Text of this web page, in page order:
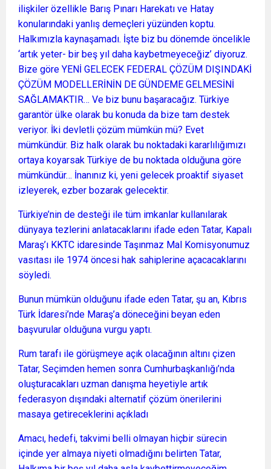
ilişkiler özellikle Barış Pınarı Harekatı ve Hatay
konularındaki yanlış demeçleri yüzünden koptu.
Halkımızla kaynaşamadı. İşte biz bu dönemde öncelikle
‘artık yeter- bir beş yıl daha kaybetmeyeceğiz’ diyoruz.
Bize göre YENİ GELECEK FEDERAL ÇÖZÜM DIŞINDAKİ
ÇÖZÜM MODELLERİNİN DE GÜNDEME GELMESİNİ
SAĞLAMAKTIR… Ve biz bunu başaracağız. Türkiye
garantör ülke olarak bu konuda da bize tam destek
veriyor. İki devletli çözüm mümkün mü? Evet
mümkündür. Biz halk olarak bu noktadaki kararlılığımızı
ortaya koyarsak Türkiye de bu noktada olduğuna göre
mümkündür… İnanınız ki, yeni gelecek proaktif siyaset
izleyerek, ezber bozarak gelecektir.
Türkiye’nin de desteği ile tüm imkanlar kullanılarak
dünyaya tezlerini anlatacaklarını ifade eden Tatar, Kapalı
Maraş’ı KKTC idaresinde Taşınmaz Mal Komisyonumuz
vasıtası ile 1974 öncesi hak sahiplerine açacacaklarını
söyledi.
Bunun mümkün olduğunu ifade eden Tatar, şu an, Kıbrıs
Türk İdaresi’nde Maraş’a döneceğini beyan eden
başvurular olduğuna vurgu yaptı.
Rum tarafı ile görüşmeye açık olacağının altını çizen
Tatar, Seçimden hemen sonra Cumhurbaşkanlığı’nda
oluşturacakları uzman danışma heyetiyle artık
federasyon dışındaki alternatif çözüm önerilerini
masaya getireceklerini açıkladı
Amacı, hedefi, takvimi belli olmayan hiçbir sürecin
içinde yer almaya niyeti olmadığını belirten Tatar,